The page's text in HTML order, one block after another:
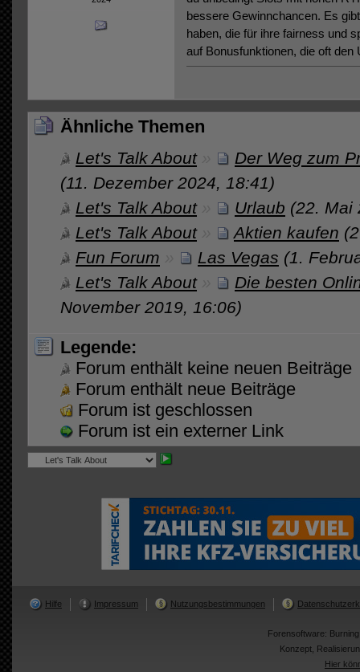
bessere Gewinnchancen. Es
haben, die für ihre fairness und
auf Bonusfunktionen, die oft den
Ähnliche Themen
Let's Talk About»
Der Weg zum
(11. Dezember 2024, 18:41)
Let's Talk About» Urlaub (22. Mai
Let's Talk About» Aktien kaufen
Fun Forum
Las Vegas (1.
Let's Talk About»
Die besten
November 2019, 16:06)
Legende:
Forum enthält keine neuen Beiträge
Forum enthält neue Beiträge
Forum ist geschlossen
Forum ist ein externer Link
Hilfe Impressum Nutzungsbestimmungen
Forensoftware:
Konzept,
Hier